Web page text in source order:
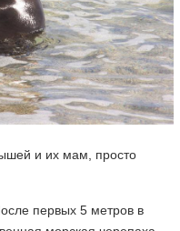
и их мам, просто
первых 5 метров в